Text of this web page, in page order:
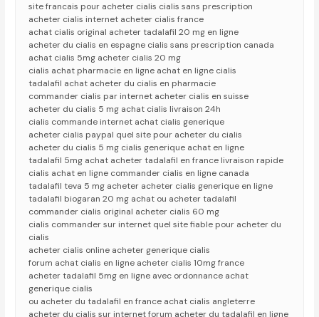
site francais pour acheter cialis cialis sans prescription
acheter cialis internet acheter cialis france
achat cialis original acheter tadalafil 20 mg en ligne
acheter du cialis en espagne cialis sans prescription canada
achat cialis 5mg acheter cialis 20 mg
cialis achat pharmacie en ligne achat en ligne cialis
tadalafil achat acheter du cialis en pharmacie
commander cialis par internet acheter cialis en suisse
acheter du cialis 5 mg achat cialis livraison 24h
cialis commande internet achat cialis generique
acheter cialis paypal quel site pour acheter du cialis
acheter du cialis 5 mg cialis generique achat en ligne
tadalafil 5mg achat acheter tadalafil en france livraison rapide
cialis achat en ligne commander cialis en ligne canada
tadalafil teva 5 mg acheter acheter cialis generique en ligne
tadalafil biogaran 20 mg achat ou acheter tadalafil
commander cialis original acheter cialis 60 mg
cialis commander sur internet quel site fiable pour acheter du
cialis
acheter cialis online acheter generique cialis
forum achat cialis en ligne acheter cialis 10mg france
acheter tadalafil 5mg en ligne avec ordonnance achat
generique cialis
ou acheter du tadalafil en france achat cialis angleterre
acheter du cialis sur internet forum acheter du tadalafil en ligne